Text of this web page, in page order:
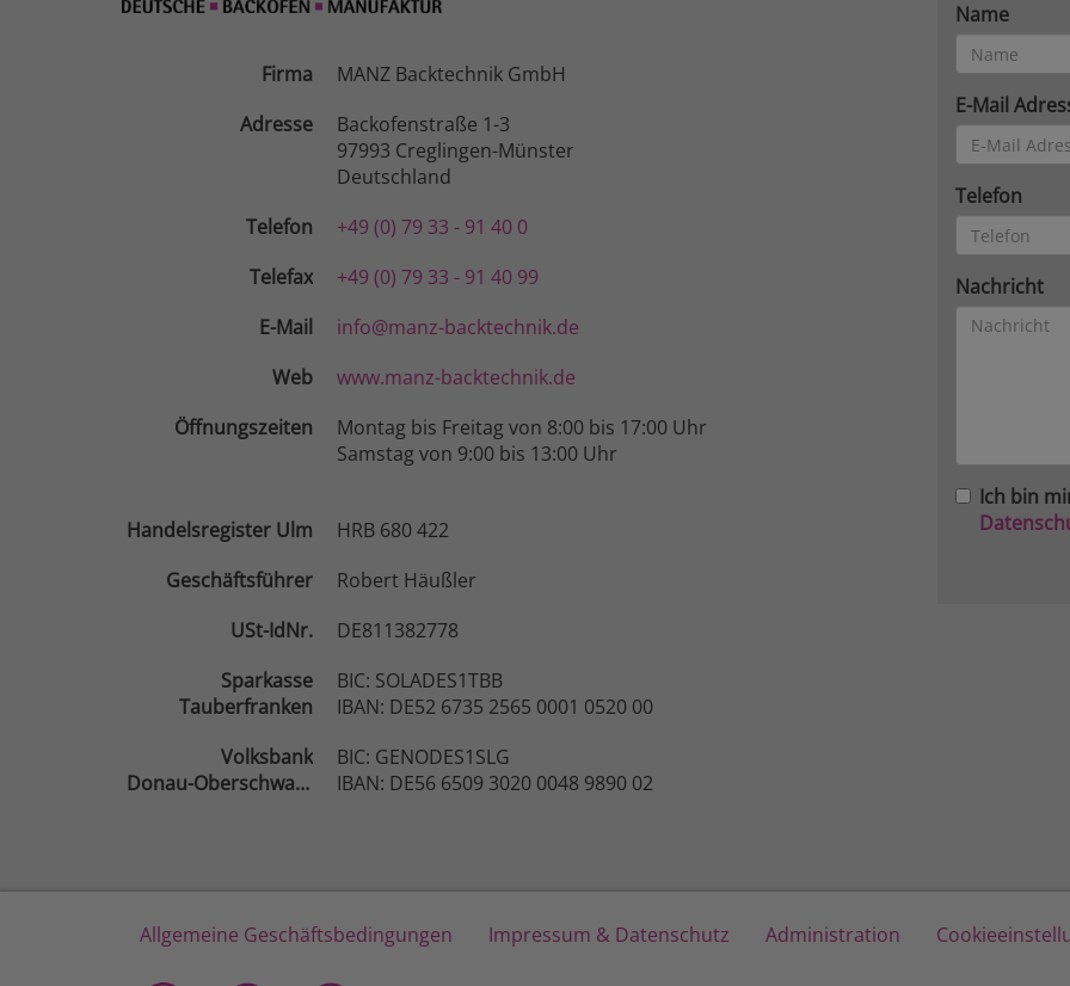
Firma
MANZ Backtechnik GmbH
Adresse
Backofenstraße 1-3
97993 Creglingen-Münster
Deutschland
Telefon
+49 (0) 79 33 - 91 40 0
Telefax
+49 (0) 79 33 - 91 40 99
E-Mail
info@manz-backtechnik.de
Web
www.manz-backtechnik.de
Öffnungszeiten
Montag bis Freitag von 8:00 bis 17:00 Uhr
Samstag von 9:00 bis 13:00 Uhr
Handelsregister Ulm
HRB 680 422
Geschäftsführer
Robert Häußler
USt-IdNr.
DE811382778
Sparkasse
Tauberfranken
BIC: SOLADES1TBB
IBAN: DE52 6735 2565 0001 0520 00
Volksbank
Donau-Oberschwaben
BIC: GENODES1SLG
IBAN: DE56 6509 3020 0048 9890 02
Name
E-Mail
Telefon
Nachricht
Ich bin
Allgemeine Geschäftsbedingungen Impressum & Datenschutz Administration